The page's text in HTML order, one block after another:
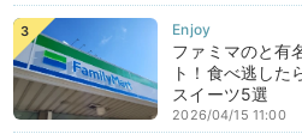
ファミマのと有
ト！食べ逃し
スイーツ5選
2026/04/15 11:00